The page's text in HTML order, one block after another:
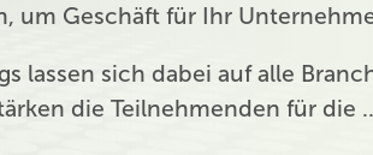
um Geschäft für Ihr
lassen sich dabei auf alle
die Teilnehmenden für die